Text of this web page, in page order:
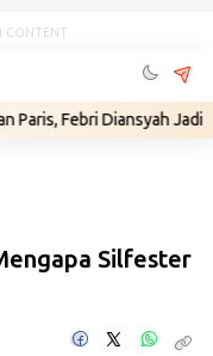
CONTENT
Diansyah Jadi
Silfester